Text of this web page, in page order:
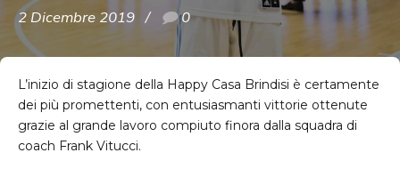
2 Dicembre 2019 0
L’inizio di stagione della Happy Casa Brindisi è certamente
dei più promettenti, con entusiasmanti vittorie ottenute
grazie al grande lavoro compiuto finora dalla squadra di
coach Frank Vitucci.